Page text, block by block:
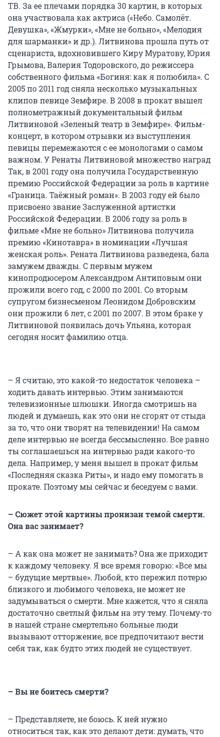
ТВ. За ее плечами порядка 30 картин, в которых
она участвовала как актриса («Небо. Самолёт.
Девушка», «Жмурки», «Мне не больно», «Мелодия
для шарманки» и др.). Литвинова прошла путь от
сценариста, вдохновившего Киру Муратову, Юрия
Грымова, Валерия Тодоровского, до режиссера
собственного фильма «Богиня: как я полюбила». С
2005 по 2011 год сняла несколько музыкальных
клипов певице Земфире. В 2008 в прокат вышел
полнометражный документальный фильм
Литвиновой «Зеленый театр в Земфире». Фильм-
концерт, в котором отрывки из выступления
певицы перемежаются с ее монологами о самом
важном. У Ренаты Литвиновой множество наград
Так, в 2001 году она получила Государственную
премию Российской Федерации за роль в картине
«Граница. Таёжный роман». В 2003 году ей было
присвоено звание Заслуженной артистки
Российской Федерации. В 2006 году за роль в
фильме «Мне не больно» Литвинова получила
премию «Кинотавра» в номинации «Лучшая
женская роль». Рената Литвинова разведена, бала
замужем дважды. С первым мужем
кинопродюсером Александром Антиповым они
прожили всего год, с 2000 по 2001. Со вторым
супругом бизнесменом Леонидом Добровским
они прожили 6 лет, с 2001 по 2007. В этом браке у
Литвиновой появилась дочь Ульяна, которая
сегодня носит фамилию отца.
– Я считаю, это какой-то недостаток человека –
ходить давать интервью. Этим занимаются
телевизионные шлюшки. Иногда смотришь на
людей и думаешь, как это они не сгорят от стыда
за то, что они творят на телевидении! На самом
деле интервью не всегда бессмысленно. Все равно
ты соглашаешься на интервью ради какого-то
дела. Например, у меня вышел в прокат фильм
«Последняя сказка Риты», и надо ему помогать в
прокате. Поэтому мы сейчас и беседуем с вами.
– Сюжет этой картины пронизан темой смерти.
Она вас занимает?
– А как она может не занимать? Она же приходит
к каждому человеку. Я все время говорю: «Все мы
– будущие мертвые». Любой, кто пережил потерю
близкого и любимого человека, не может не
задумываться о смерти. Мне кажется, что я сняла
достаточно светлый фильм на эту тему. Почему-то
в нашей стране смертельно больные люди
вызывают отторжение, все предпочитают вести
себя так, как будто этих людей не существует.
– Вы не боитесь смерти?
– Представляете, не боюсь. К ней нужно
относиться так, как это делают дети: думать, что